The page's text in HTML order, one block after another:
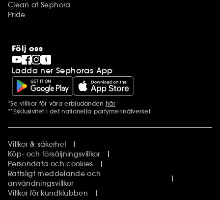
Clean at Sephora
Pride
Följ oss
Ladda ner Sephoras App
Ytterligare information
*Se villkor för våra erbjudanden här
**Exklusivitet i det nationella parfymerinätverket.
Villkor & säkerhet
Köp- och försäljningsvillkor
Persondata och cookies
Rättsligt meddelande och
användningsvillkor
Villkor för kundklubben